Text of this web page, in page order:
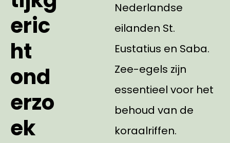
eric
ht
ond
erzo
ek
Nederlandse
eilanden St.
Eustatius en Saba.
Zee-egels zijn
essentieel voor het
behoud van de
koraalriffen.